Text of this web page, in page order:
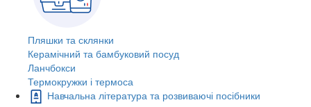
Пляшки та склянки
Керамічний та бамбуковий посуд
Ланчбокси
Термокружки і термоса
Навчальна література та розвиваючі посібники